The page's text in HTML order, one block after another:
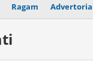
Ragam